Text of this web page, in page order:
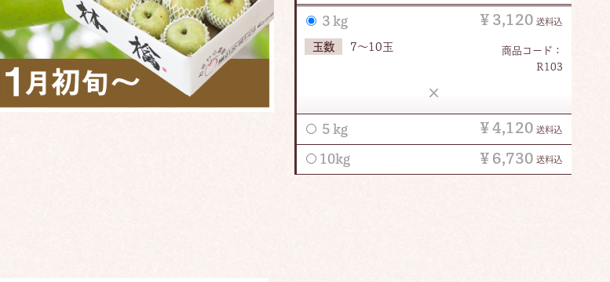
３kg ￥3,120 送料込
玉数 7～10玉
商品コード：
R103
×
５kg ￥4,120 送料込
10kg ￥6,730 送料込